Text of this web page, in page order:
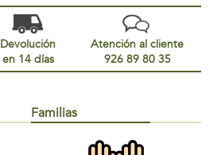
Devolución
en 14 días
Atención al cliente
926 89 80 35
Familias